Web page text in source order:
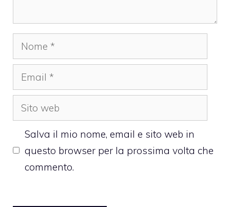
Nome
Email
Sito
web
Salva il mio nome, email e sito web in
questo browser per la prossima volta che
commento.